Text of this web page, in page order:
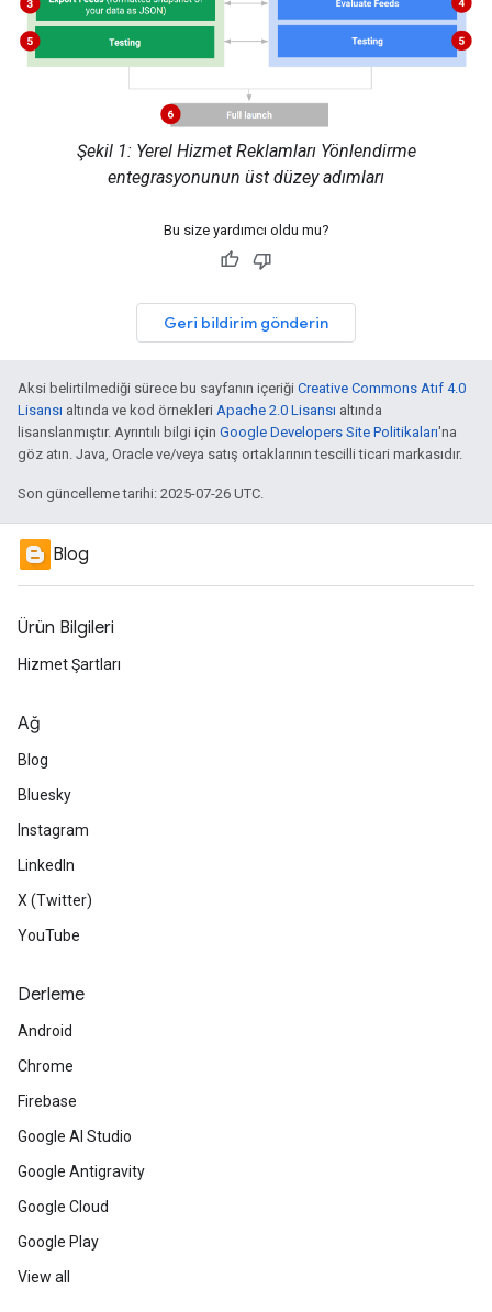
Şekil 1: Yerel Hizmet Reklamları Yönlendirme
entegrasyonunun üst düzey adımları
Bu size yardımcı oldu mu?
Geri bildirim gönderin
Aksi belirtilmediği sürece bu sayfanın içeriği Creative Commons Atıf 4.0
Lisansı altında ve kod örnekleri Apache 2.0 Lisansı altında
lisanslanmıştır. Ayrıntılı bilgi için Google Developers Site Politikaları'na
göz atın. Java, Oracle ve/veya satış ortaklarının tescilli ticari markasıdır.
Son güncelleme tarihi: 2025-07-26 UTC.
Blog
Ürün Bilgileri
Hizmet Şartları
Ağ
Blog
Bluesky
Instagram
LinkedIn
X (Twitter)
YouTube
Derleme
Android
Chrome
Firebase
Google AI Studio
Google Antigravity
Google Cloud
Google Play
View all